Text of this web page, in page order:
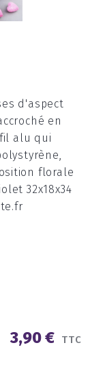
d'aspect
en
alu qui
florale
32x18x34
3,90 € TTC